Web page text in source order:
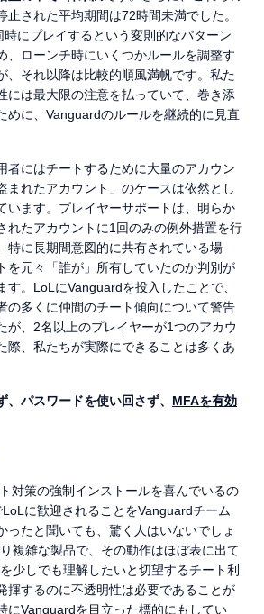
止された平均期間は72時間未満でした。
にプレイするという変則的なパターン
、ローンチ時にいくつかルールを調整す
、それ以降は比較的順風満帆です。私た
には最大限の注意を払っていて、巻き添
めに、Vanguardのルールを継続的に見直
者にはチートするために大量のアカウン
まれたアカウント」のケースは依然とし
います。プレイヤーサポートは、明らか
れたアカウントに1回のみの例外措置を行
特に長期間意図的に共有されている場
を元々「誰が」所有していたのか判別が
す。LoLにVanguardを投入したことで、
の多くに仲間のチート傾向について警告
が、2名以上のプレイヤーが1つのアカウ
際、私たちが実際にできることは多くあ
、パスワードを使い回さず、 MFAを有効
対策の強制インストールを喜んでいるの
に歓迎されることをVanguardチーム
ったと聞いても、驚く人はいないでしょ
複雑な製品で、その動作はほぼ表に出て
少しでも理解したいと切望するチート利
揮するのに不透明性は必要であることが
にVanguardを目立った標的にもしてい